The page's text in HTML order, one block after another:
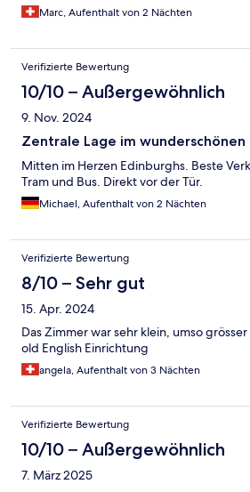
Marc, Aufenthalt von 2 Nächten
Verifizierte Bewertung
10/10 – Außergewöhnlich
9. Nov. 2024
Zentrale Lage im wunderschönen
Mitten im Herzen Edinburghs. Beste
Tram und Bus. Direkt vor der Tür.
Michael, Aufenthalt von 2 Nächten
Verifizierte Bewertung
8/10 – Sehr gut
15. Apr. 2024
Das Zimmer war sehr klein, umso
old English Einrichtung
angela, Aufenthalt von 3 Nächten
Verifizierte Bewertung
10/10 – Außergewöhnlich
7. März 2025